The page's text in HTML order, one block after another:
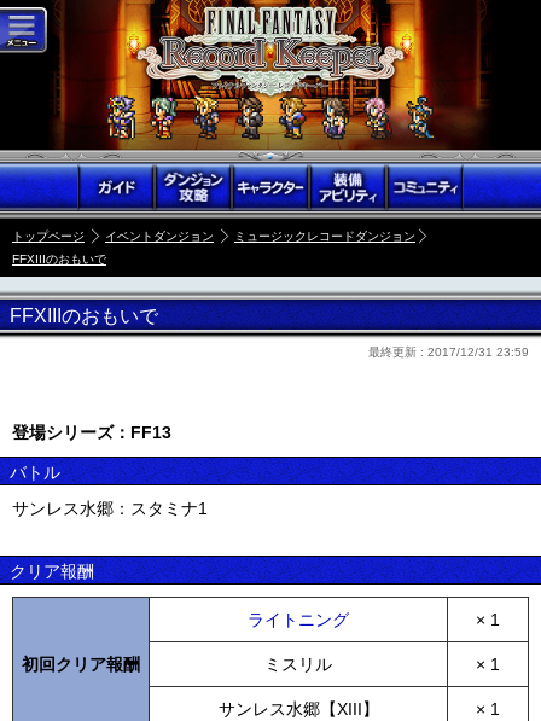
トップページ イベントダンジョン
ミュージックレコードダンジョン
FFXIIIのおもいで
FFXIIIのおもいで
最終更新 : 2017/12/31 23:59
登場シリーズ：FF13
バトル
サンレス水郷：スタミナ1
クリア報酬
初回クリア報酬
ライトニング × 1
ミスリル × 1
サンレス水郷【XIII】 × 1